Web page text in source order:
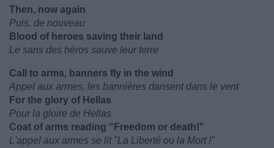
Then, now again
Puis, de nouveau
Blood of heroes saving their land
Le sans des héros sauve leur terre
Call to arms, banners fly in the wind
Appel aux armes, les bannières dansent dans le vent
For the glory of Hellas
Pour la gloire de Hellas
Coat of arms reading "Freedom or death!"
L'appel aux armes se lit "La Liberté ou la Mort !"